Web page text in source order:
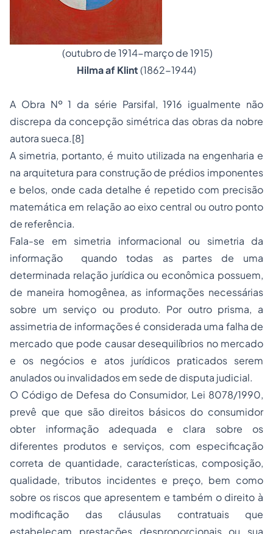
(outubro de 1914-março de 1915)
Hilma af Klint(1862-1944)
A Obra Nº 1 da série Parsifal, 1916 igualmente não
discrepa da concepção simétrica das obras da nobre
autora sueca.[8]
A simetria, portanto, é muito utilizada na engenharia e
na arquitetura para construção de prédios imponentes
e belos, onde cada detalhe é repetido com precisão
matemática em relação ao eixo central ou outro ponto
de referência.
Fala-se em simetria informacional ou simetria da
informação
quando todas as partes de uma
determinada relação jurídica ou econômica possuem,
de maneira homogênea, as informações necessárias
sobre um serviço ou produto. Por outro prisma, a
assimetria de informaçõesé considerada uma falha de
mercado que pode causar desequilíbrios no mercado
e os negócios e atos jurídicos praticados serem
anulados ou invalidados em sede de disputa judicial.
O Código de Defesa do Consumidor, Lei 8078/1990,
prevê que que são direitos básicos do consumidor
obter informação adequada e clara sobre os
diferentes produtos e serviços, com especificação
correta de quantidade, características, composição,
qualidade, tributos incidentes e preço, bem como
sobre os riscos que apresentem e também o direito à
modificação das cláusulas contratuais que
estabeleçam prestações desproporcionais ou sua